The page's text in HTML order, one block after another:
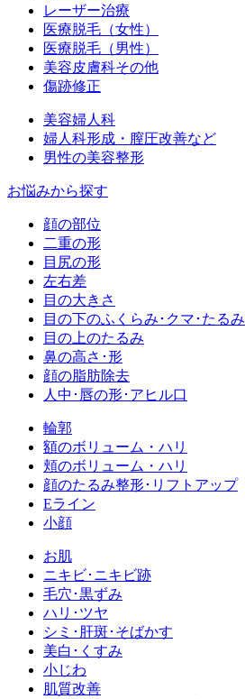
レーザー治療
医療脱毛（女性）
医療脱毛（男性）
美容皮膚科その他
傷跡修正
美容婦人科
婦人科形成・膣圧改善など
男性の美容整形
お悩みから探す
顔の部位
二重の形
目尻の形
左右差
目の大きさ
目の下のふくらみ･クマ･たるみ
目の上のたるみ
鼻の高さ･形
顔の脂肪除去
人中･唇の形･アヒル口
輪郭
額のボリューム・ハリ
頬のボリューム・ハリ
顔のたるみ整形･リフトアップ
Eライン
小顔
お肌
ニキビ･ニキビ跡
毛穴･黒ずみ
ハリ･ツヤ
シミ･肝斑･そばかす
美白･くすみ
小じわ
肌質改善